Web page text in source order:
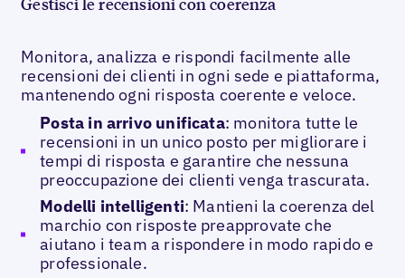
Monitora, analizza e rispondi facilmente alle
recensioni dei clienti in ogni sede e piattaforma,
mantenendo ogni risposta coerente e veloce.
Posta in arrivo unificata: monitora tutte le
recensioni in un unico posto per migliorare i
tempi di risposta e garantire che nessuna
preoccupazione dei clienti venga trascurata.
Modelli intelligenti: Mantieni la coerenza del
marchio con risposte preapprovate che
aiutano i team a rispondere in modo rapido e
professionale.